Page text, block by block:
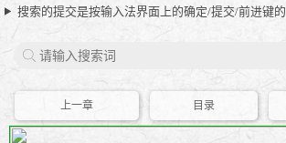
搜索的提交是按输入法界面上的确定/提交/前进键的
上一章 目录